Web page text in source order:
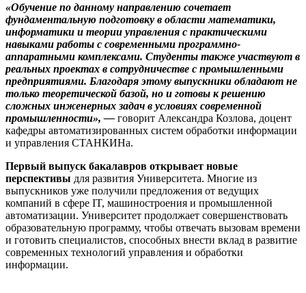
«Обучение по данному направлению сочетает
фундаментальную подготовку в области математики,
информатики и теории управления с практическими
навыками работы с современными программно-
аппаратными комплексами. Студенты также участвуют в
реальных проектах в сотрудничестве с промышленными
предприятиями. Благодаря этому выпускники обладают не
только теоретической базой, но и готовы к решению
сложных инженерных задач в условиях современной
промышленности»,— говорит Александра Козлова, доцент
кафедры автоматизированных систем обработки информации
и управления СТАНКИНа.
Первый выпуск бакалавров открывает новые
перспективы для развития Университета. Многие из
выпускников уже получили предложения от ведущих
компаний в сфере IT, машиностроения и промышленной
автоматизации. Университет продолжает совершенствовать
образовательную программу, чтобы отвечать вызовам времени
и готовить специалистов, способных внести вклад в развитие
современных технологий управления и обработки
информации.